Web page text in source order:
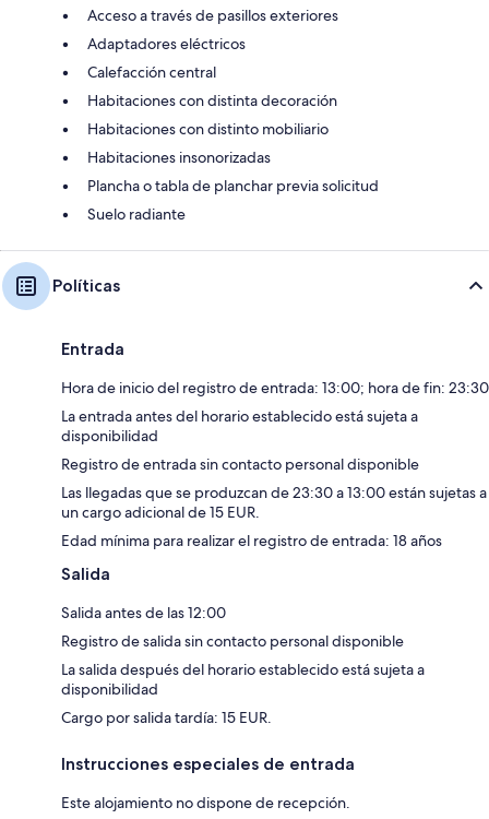
Acceso a través de pasillos exteriores
Adaptadores eléctricos
Calefacción central
Habitaciones con distinta decoración
Habitaciones con distinto mobiliario
Habitaciones insonorizadas
Plancha o tabla de planchar previa solicitud
Suelo radiante
Políticas
Entrada
Hora de inicio del registro de entrada: 13:00; hora de fin: 23:30
La entrada antes del horario establecido está sujeta a
disponibilidad
Registro de entrada sin contacto personal disponible
Las llegadas que se produzcan de 23:30 a 13:00 están sujetas a
un cargo adicional de 15 EUR.
Edad mínima para realizar el registro de entrada: 18 años
Salida
Salida antes de las 12:00
Registro de salida sin contacto personal disponible
La salida después del horario establecido está sujeta a
disponibilidad
Cargo por salida tardía: 15 EUR.
Instrucciones especiales de entrada
Este alojamiento no dispone de recepción.